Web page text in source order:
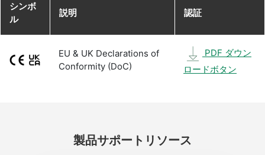
シンボ
ル
説明 認証
EU & UK Declarations of
Conformity (DoC)
PDF ダウン
ロードボタン
製品サポート リソース